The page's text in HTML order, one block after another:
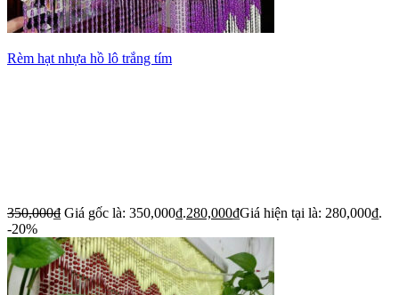
Rèm hạt nhựa hồ lô trắng tím
350,000₫ Giá gốc là: 350,000₫.280,000₫Giá hiện tại là: 280,000₫.
-20%